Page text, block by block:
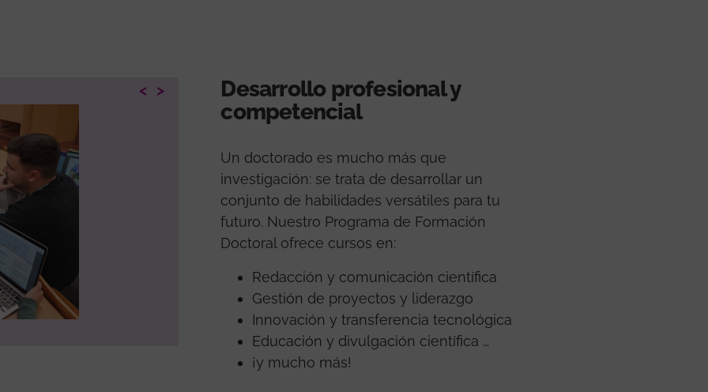
Desarrollo profesional y
competencial
Un doctorado es mucho más que
investigación: se trata de desarrollar un
conjunto de habilidades versátiles para tu
futuro. Nuestro Programa de Formación
Doctoral ofrece cursos en:
Redacción y comunicación científica
Gestión de proyectos y liderazgo
Innovación y transferencia tecnológica
Educación y divulgación científica …
¡y mucho más!
< >